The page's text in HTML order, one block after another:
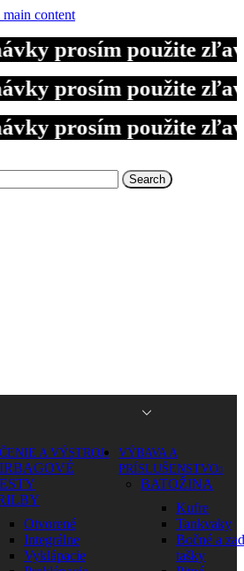
content
prosím použite
prosím použite
prosím použite
Search
A VÝSTROJ
Otvorené
Integrálne
Vyklápacie
VÝBAVA A
PRÍSLUŠENSTVO
BATOŽINA
Kufre
Tankvaky
Bočné a
tašky